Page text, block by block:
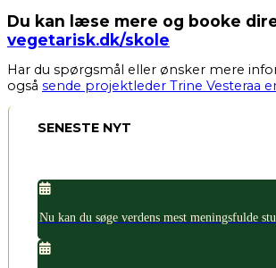
Du kan læse mere og booke
vegetarisk.dk/skole
Har du spørgsmål eller ønsker mere
også sende projektleder Trine Vesteraa
SENESTE NYT
Nu kan du søge verdens mest meningsfulde